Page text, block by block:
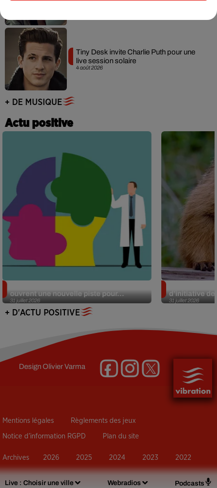
Live : Choisir une ville Webradios Podcasts
4 août 2026
Tiny Desk invite Charlie Puth pour une
live session solaire
+ DE MUSIQUE
Actu positive
31 juillet 2026
ouvrent une nouvelle piste pour...
31 juillet 2026
d’initiative
+ D'ACTU POSITIVE
DesignOlivier Varma
Mentions légales Règlements des jeux
Notice d’information RGPD Plan du site
Archives 2026 2025 2024 2023 2022